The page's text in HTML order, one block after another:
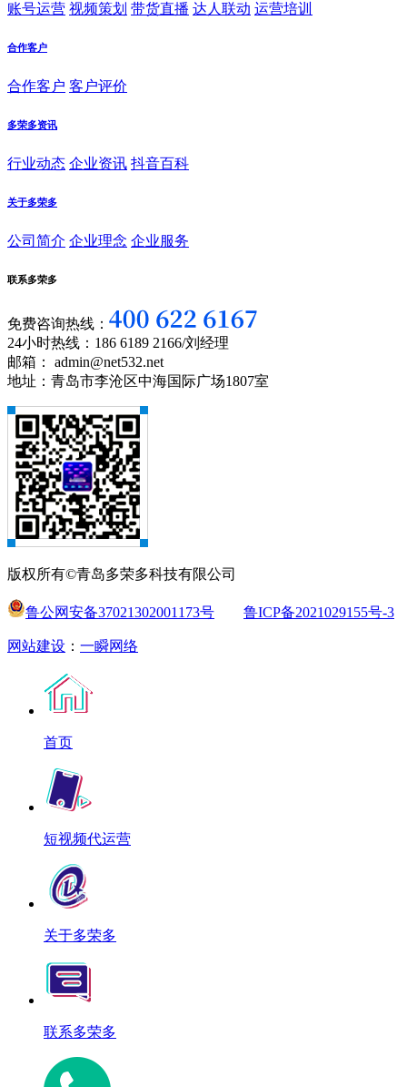
账号运营 视频策划 带货直播 达人联动 运营培训
合作客户
合作客户 客户评价
多荣多资讯
行业动态 企业资讯 抖音百科
关于多荣多
公司简介 企业理念 企业服务
联系多荣多
免费咨询热线：
24小时热线：186 6189 2166/刘经理
邮箱： admin@net532.net
地址：青岛市李沧区中海国际广场1807室
版权所有©青岛多荣多科技有限公司
鲁公网安备37021302001173号 鲁ICP备2021029155号-3
网站建设 ： 一瞬网络
首页
短视频代运营
关于多荣多
联系多荣多